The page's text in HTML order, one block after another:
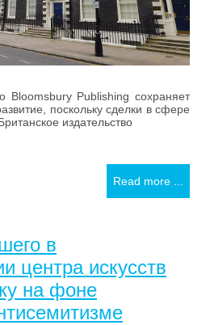
Bloomsbury Publishing сохраняет
поскольку сделки в сфере
издательство
Read more ...
в
центра искусств
на фоне